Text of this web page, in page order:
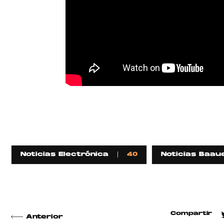
Noticias Electrónica 40 Noticias
Anterior
Compartir